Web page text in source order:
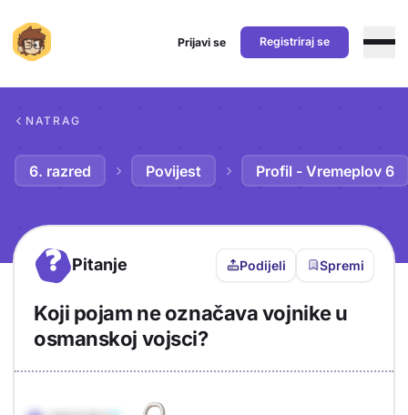
Prijavi se Registriraj se
NATRAG
6. razred Povijest Profil - Vremeplov 6
? Pitanje Podijeli Spremi
Koji pojam ne označava vojnike u
osmanskoj vojsci?
Odgovor
Objašnjenje